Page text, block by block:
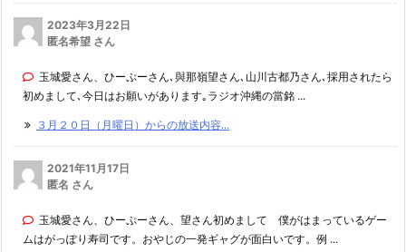
2023年3月22日
匿名希望 さん
玉城愛さん、ひーぷーさん､與那嶺望さん､山川古都乃さん､採用されたら
初めまして､今日はお願いがあります｡ラジオ沖縄の當銘 ...
３月２０日（月曜日）からの放送内容...
2021年11月17日
匿名 さん
玉城愛さん、ひーぷーさん、望さん初めまして 僕がはまっているゲー
ムはがっぽり寿司です。おやじの一発ギャグが面白いです。例 ...